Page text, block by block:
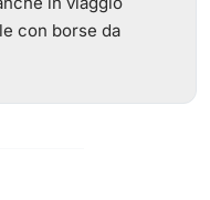
con borse da